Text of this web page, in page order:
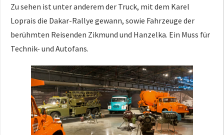
Zu sehen ist unter anderem der Truck, mit dem Karel
Loprais die Dakar-Rallye gewann, sowie Fahrzeuge der
berühmten Reisenden Zikmund und Hanzelka. Ein Muss für
Technik- und Autofans.